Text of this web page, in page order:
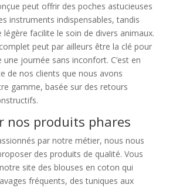
peut offrir des poches astucieuses
instruments indispensables, tandis
légère facilite le soin de divers animaux.
peut par ailleurs être la clé pour
journée sans inconfort. C’est en
de nos clients que nous avons
gamme, basée sur des retours
nos produits phares
par notre métier, nous nous
des produits de qualité. Vous
site des blouses en coton qui
fréquents, des tuniques aux